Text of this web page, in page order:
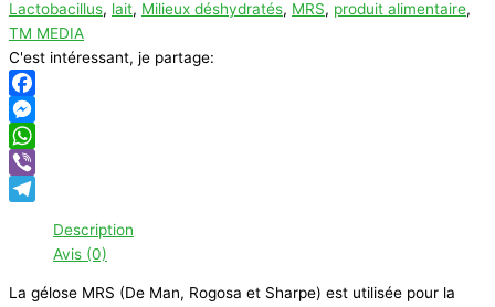
Lactobacillus, lait, Milieux déshydratés, MRS, produit alimentaire,
TM MEDIA
C'est intéressant, je partage:
Facebook
Messenger
WhatsApp
Viber
Description
Avis (0)
La gélose MRS (De Man, Rogosa et Sharpe) est utilisée pour la